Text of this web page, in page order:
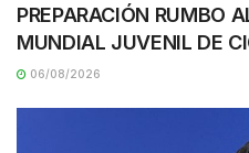
PREPARACIÓN RUMBO
MUNDIAL JUVENIL DE
06/08/2026